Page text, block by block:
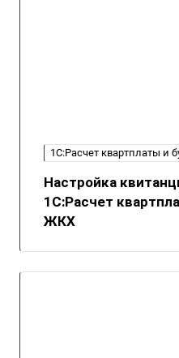
1С:Расчет квартплаты и
Настройка
1С:Расчет
ЖКХ